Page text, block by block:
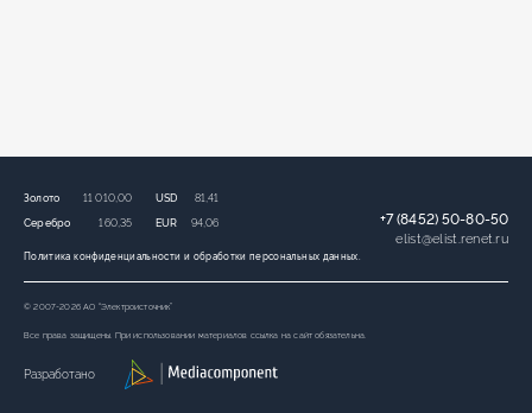
Политика конфиденциальности и обработки персональных данных.
Золото 11 010,00
Серебро 160,35
USD 81,41
EUR 94,06 +7 (8452) 50-80-50
elist@elist.renet.ru
© 2007-2026 АО “Электроисточник”
Все права защищены. При использовании материалов ссылка на сайт обязательна.
Разработано